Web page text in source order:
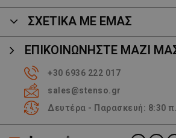
ΣΧΕΤΙΚΑ ΜΕ ΕΜΑΣ
ΕΠΙΚΟΙΝΩΝΉΣΤΕ ΜΑΖΊ
+30 6936 222 017
sales@stenso.gr
Δευτέρα - Παρασκευή: 8:30